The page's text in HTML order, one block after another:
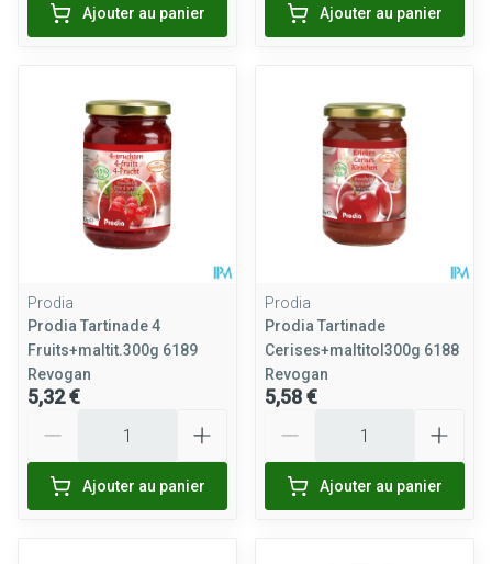
Ajouter au panier Ajouter au panier
Prodia
Prodia Tartinade 4
Fruits+maltit.300g 6189
Revogan
5,32 €
Ajouter au panier
Prodia
Prodia Tartinade
Cerises+maltitol300g 6188
Revogan
5,58 €
Ajouter au panier